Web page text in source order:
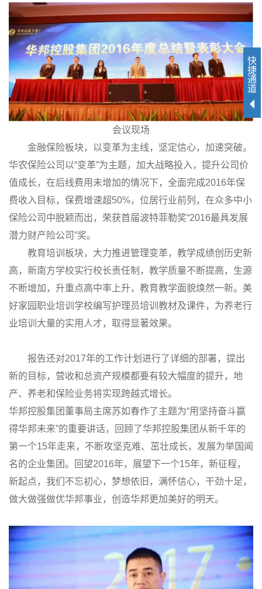
会议现场
金融保险板块，以变革为主线，坚定信心，加速突破。
华农保险公司以“变革”为主题，加大战略投入，提升公司价
值成长，在后线费用未增加的情况下，全面完成2016年保
费收入目标，保费增速超50%，位居行业前列，在众多中小
保险公司中脱颖而出，荣获首届波特菲勒奖“2016最具发展
潜力财产险公司”奖。
教育培训板块，大力推进管理变革，教学成绩创历史新
高，新南方学校实行校长责任制，教学质量不断提高，生源
不断增加，升重点高中率上升，教育教学面貌焕然一新。美
好家园职业培训学校编写护理员培训教材及课件，为养老行
业培训大量的实用人才，取得显著效果。
报告还对2017年的工作计划进行了详细的部署，提出
新的目标，营收和总资产规模都要有较大幅度的提升，地
产、养老和保险业务将实现跨越式增长。
华邦控股集团董事局主席苏如春作了主题为“用坚持奋斗赢
得华邦未来”的重要讲话，回顾了华邦控股集团从新千年的
第一个15年走来，不断攻坚克难、茁壮成长，发展为举国闻
名的企业集团。回望2016年，展望下一个15年，新征程，
新起点，我们不忘初心，梦想依旧，满怀信心，干劲十足，
做大做强做优华邦事业，创造华邦更加美好的明天。
快
捷
通
道